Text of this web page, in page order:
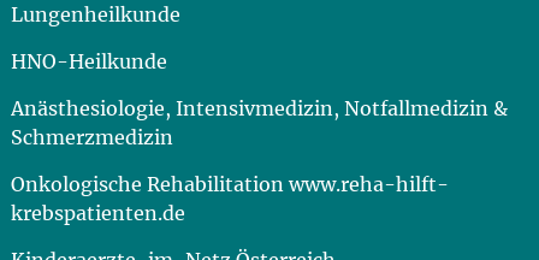
Lungenheilkunde
HNO-Heilkunde
Anästhesiologie, Intensivmedizin, Notfallmedizin &
Schmerzmedizin
Onkologische Rehabilitation www.reha-hilft-
krebspatienten.de